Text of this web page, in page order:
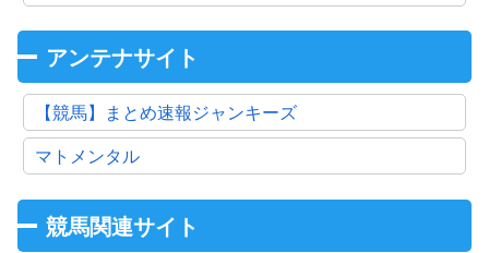
アンテナサイト
【競馬】まとめ速報ジャンキーズ
マトメンタル
競馬関連サイト